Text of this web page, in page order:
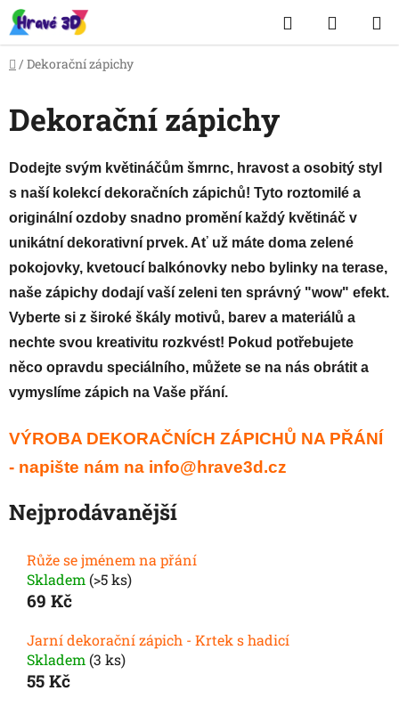
Přejít
na
obsah
Hledat
KOŠÍK
Domů
/ Dekorační zápichy
Dekorační zápichy
Dodejte svým květináčům šmrnc, hravost a osobitý styl
s naší kolekcí dekoračních zápichů! Tyto roztomilé a
originální ozdoby snadno promění každý květináč v
unikátní dekorativní prvek. Ať už máte doma zelené
pokojovky, kvetoucí balkónovky nebo bylinky na terase,
naše zápichy dodají vaší zeleni ten správný "wow" efekt.
Vyberte si z široké škály motivů, barev a materiálů a
nechte svou kreativitu rozkvést! Pokud potřebujete
něco opravdu speciálního, můžete se na nás obrátit a
vymyslíme zápich na Vaše přání.
VÝROBA DEKORAČNÍCH ZÁPICHŮ NA PŘÁNÍ
- napište nám na info@hrave3d.cz
Nejprodávanější
Růže se jménem na přání
Skladem (>5 ks)
69 Kč
Jarní dekorační zápich - Krtek s hadicí
Skladem (3 ks)
55 Kč